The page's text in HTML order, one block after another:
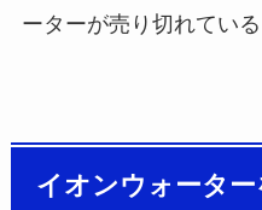
ーターが売り切れてい
イオンウォータ